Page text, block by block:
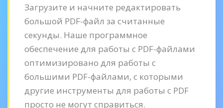
Загрузите и начните редактировать
большой PDF-файл за считанные
секунды. Наше программное
обеспечение для работы с PDF-файлами
оптимизировано для работы с
большими PDF-файлами, с которыми
другие инструменты для работы с PDF
просто не могут справиться.